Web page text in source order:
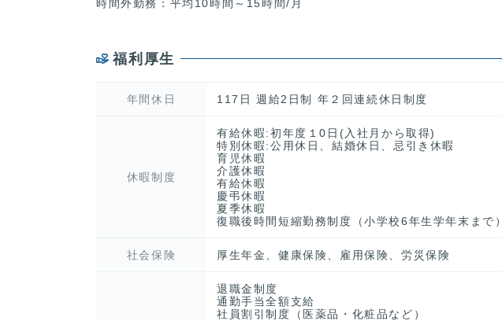
時間外勤務：平均10時間～15時間/月
福利厚生
年間休日 117日 週給2日制 年２回連続休日制度
休暇制度
有給休暇:初年度１0日(入社月から取得)
特別休暇:公用休日、結婚休日、忌引き休暇
育児休暇
介護休暇
有給休暇
慶弔休暇
夏季休暇
復職後時間短縮勤務制度（小学校6年生学年末まで）
社会保険 厚生年金、健康保険、雇用保険、労災保険
退職金制度
通勤手当全額支給
社員割引制度（医薬品・化粧品など）